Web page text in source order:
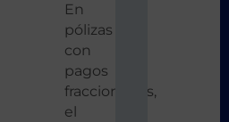
En
pólizas
con
pagos
fraccionados,
el